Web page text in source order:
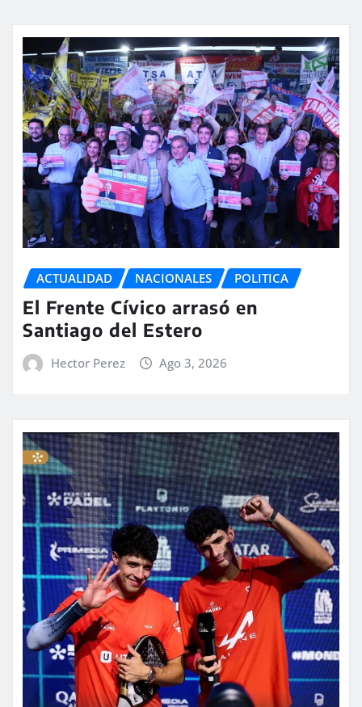
ACTUALIDAD NACIONALES POLITICA
El Frente Cívico arrasó en
Santiago del Estero
Hector Perez Ago 3, 2026